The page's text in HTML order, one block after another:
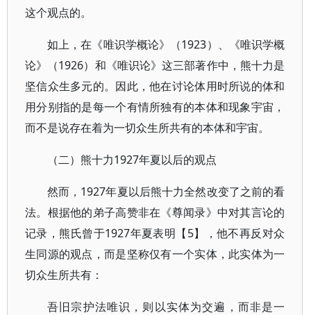
这个观点的。
如上，在《唯识学概论》（1923）、《唯识学概
论》（1926）和《唯识论》这三部著作中，熊十力是
坚信众生多元的。因此，他在讨论体用时所说的体和
用分别指的是每一个有情所独有的本体和现象宇宙，
而不是说存在着为一切众生所共有的本体和宇宙。
（二）熊十力1927年夏以后的观点
然而，1927年夏以后熊十力全然改变了之前的看
法。根据他的弟子高赞非在《尊闻录》中对其言论的
记录，熊氏曾于1927年夏表明【5】，他不再反对众
生同源的观点，而是坚称仅有一个实体，此实体为一
切众生所共有：
吾旧宗护法唯识，则以实体为交遍，而非是一